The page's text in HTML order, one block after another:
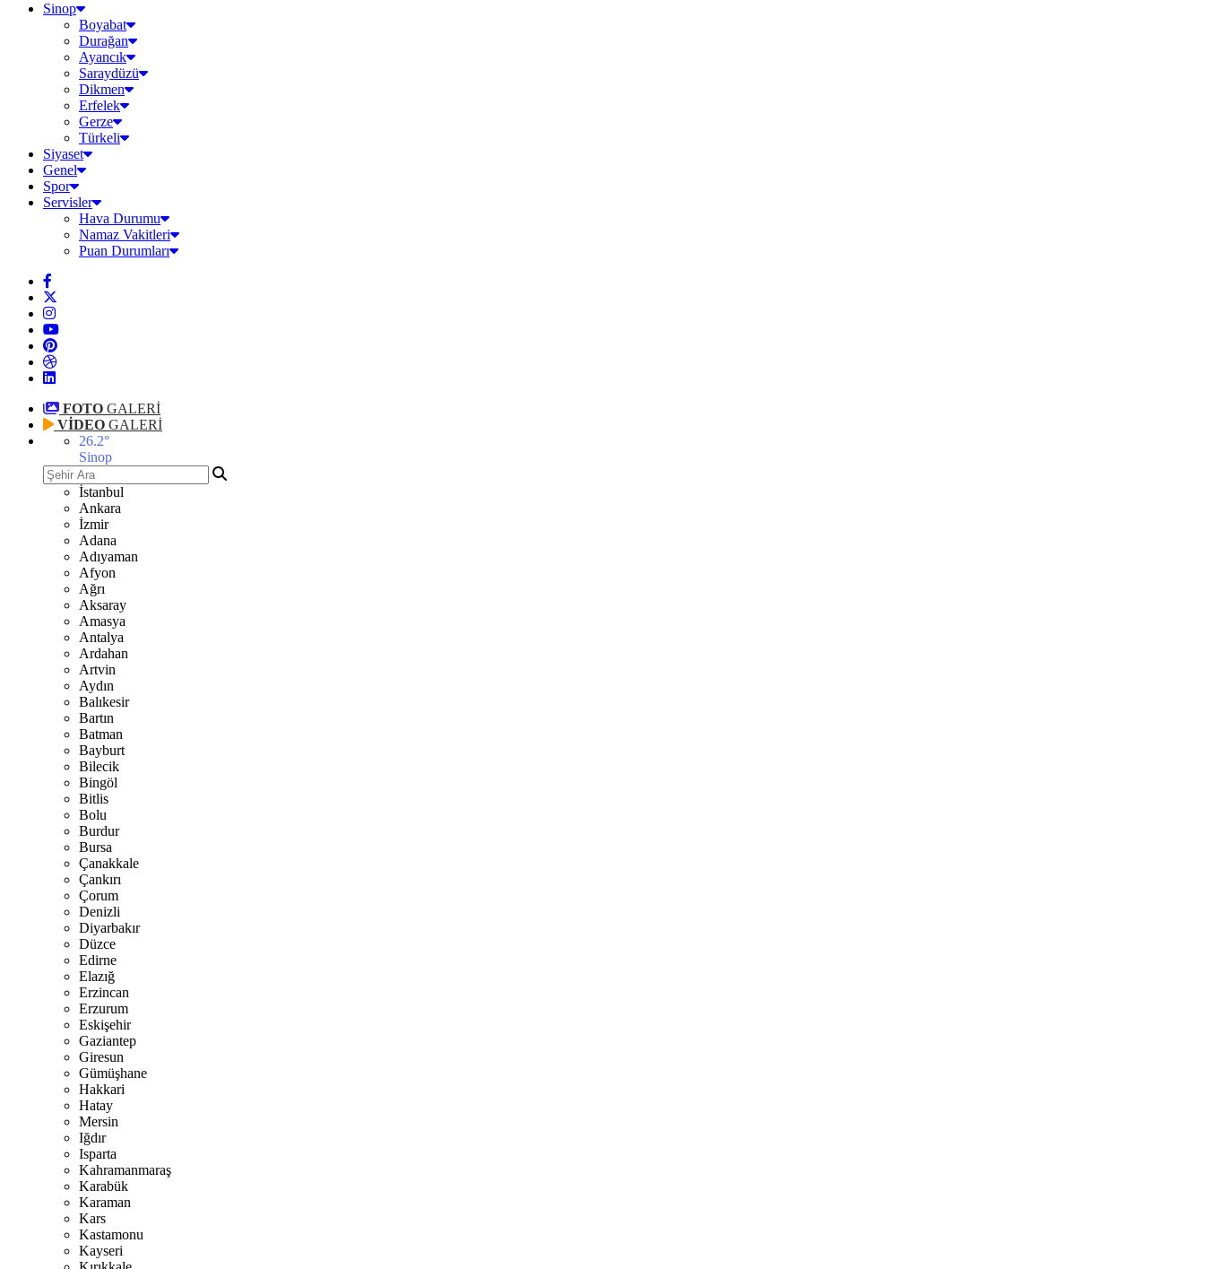
Sinop
Boyabat
Durağan
Ayancık
Saraydüzü
Dikmen
Erfelek
Gerze
Türkeli
Siyaset
Genel
Spor
Servisler
Hava Durumu
Namaz Vakitleri
Puan Durumları
FOTO GALERİ
VİDEO GALERİ
26.2°
Sinop
İstanbul
Ankara
İzmir
Adana
Adıyaman
Afyon
Ağrı
Aksaray
Amasya
Antalya
Ardahan
Artvin
Aydın
Balıkesir
Bartın
Batman
Bayburt
Bilecik
Bingöl
Bitlis
Bolu
Burdur
Bursa
Çanakkale
Çankırı
Çorum
Denizli
Diyarbakır
Düzce
Edirne
Elazığ
Erzincan
Erzurum
Eskişehir
Gaziantep
Giresun
Gümüşhane
Hakkari
Hatay
Mersin
Iğdır
Isparta
Kahramanmaraş
Karabük
Karaman
Kars
Kastamonu
Kayseri